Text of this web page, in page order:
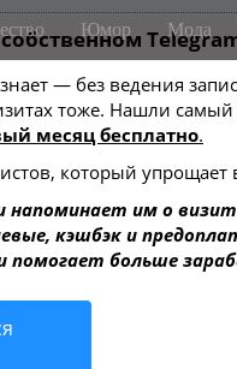
знает — без ведения
тоже. Нашли
месяц бесплатно.
который упрощает
напоминает им о
кэшбэк и
помогает больше
Юмор Мода